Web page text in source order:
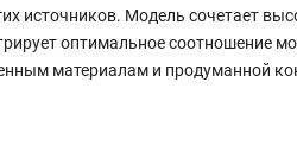
источников. Модель сочетает
оптимальное соотношение
материалам и продуманной